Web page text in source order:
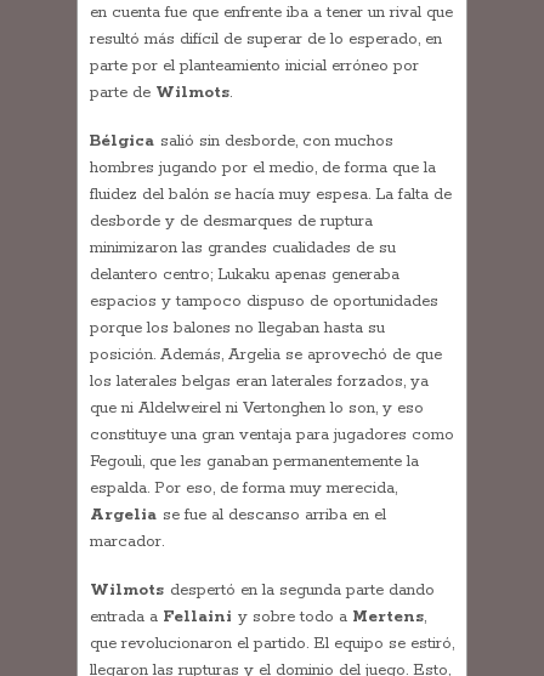
en cuenta fue que enfrente iba a tener un rival que
resultó más difícil de superar de lo esperado, en
parte por el planteamiento inicial erróneo por
parte de Wilmots.
Bélgica salió sin desborde, con muchos
hombres jugando por el medio, de forma que la
fluidez del balón se hacía muy espesa. La falta de
desborde y de desmarques de ruptura
minimizaron las grandes cualidades de su
delantero centro; Lukaku apenas generaba
espacios y tampoco dispuso de oportunidades
porque los balones no llegaban hasta su
posición. Además, Argelia se aprovechó de que
los laterales belgas eran laterales forzados, ya
que ni Aldelweirel ni Vertonghen lo son, y eso
constituye una gran ventaja para jugadores como
Fegouli, que les ganaban permanentemente la
espalda. Por eso, de forma muy merecida,
Argelia se fue al descanso arriba en el
marcador.
Wilmots despertó en la segunda parte dando
entrada a Fellaini y sobre todo a Mertens,
que revolucionaron el partido. El equipo se estiró,
llegaron las rupturas y el dominio del juego. Esto,